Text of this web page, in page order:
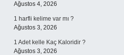
Ağustos 4, 2026
1 harfli kelime var mı ?
Ağustos 3, 2026
1 Adet kelle Kaç Kaloridir ?
Ağustos 3, 2026